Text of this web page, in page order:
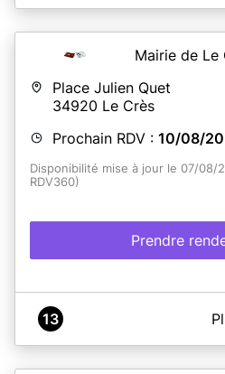
Mairie de Le
Place Julien Quet
34920 Le Crès
Prochain RDV : 10/08/
Disponibilité mise à jour le 07/08/
RDV360)
Prendre
A propos de Mairie Le Crès
différentes demandes de
13